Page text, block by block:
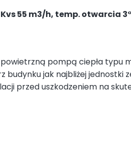
55 m3/h, temp. otwarcia
pompą ciepła typu
jak najbliżej jednostki
przed uszkodzeniem na